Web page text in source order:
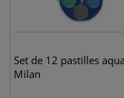
Set de 12 pastilles
Milan